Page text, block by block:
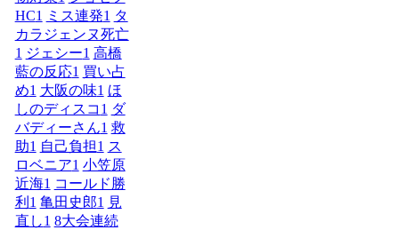
HC1 ミス連発1 タ
カラジェンヌ死亡
1 ジェシー1 高橋
藍の反応1 買い占
め1 大阪の味1 ほ
しのディスコ 1 ダ
バディーさん1 救
助1 自己負担1 ス
ロベニア1 小笠原
近海1 コールド勝
利 1 亀田史郎1 見
直し1 8大会連続